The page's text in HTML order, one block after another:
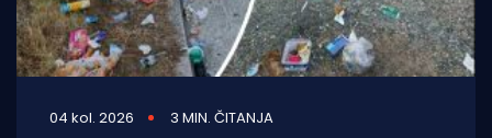
04 kol. 2026 3 MIN. ČITANJA